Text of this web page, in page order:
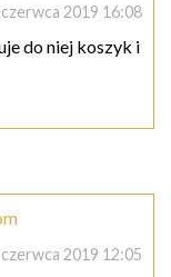
2019 16:08
do niej koszyk i
2019 12:05